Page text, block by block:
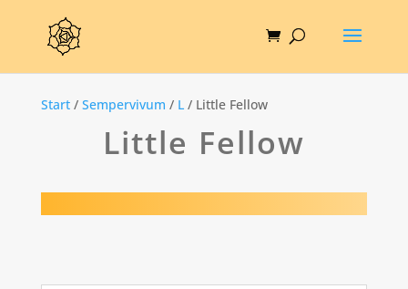
Start/ Sempervivum / L/ Little Fellow
Little Fellow